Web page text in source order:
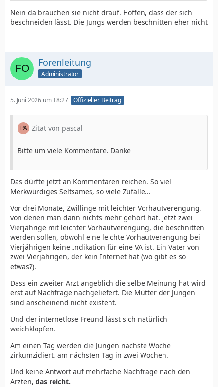
Nein da brauchen sie nicht drauf. Hoffen, dass der sich
beschneiden lässt. Die Jungs werden beschnitten eher nicht
Forenleitung
Administrator
5. Juni 2026 um 18:27 Offizieller Beitrag
Zitat von pascal
Bitte um viele Kommentare. Danke
Das dürfte jetzt an Kommentaren reichen. So viel
Merkwürdiges Seltsames, so viele Zufälle...
Vor drei Monate, Zwillinge mit leichter Vorhautverengung,
von denen man dann nichts mehr gehört hat. Jetzt zwei
Vierjährige mit leichter Vorhautverengung, die beschnitten
werden sollen, obwohl eine leichte Vorhautverengung bei
Vierjährigen keine Indikation für eine VA ist. Ein Vater von
zwei Vierjährigen, der kein Internet hat (wo gibt es so
etwas?).
Dass ein zweiter Arzt angeblich die selbe Meinung hat wird
erst auf Nachfrage nachgeliefert. Die Mütter der Jungen
sind anscheinend nicht existent.
Und der internetlose Freund lässt sich natürlich
weichklopfen.
Am einen Tag werden die Jungen nächste Woche
zirkumzidiert, am nächsten Tag in zwei Wochen.
Und keine Antwort auf mehrfache Nachfrage nach den
Ärzten, das reicht.